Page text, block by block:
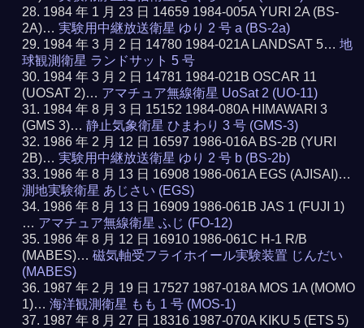
1984 年 1 月 23 日 14659 1984-005A YURI 2A (BS-
2A)…実験用中継放送衛星 ゆり 2 号 a (BS-2a)
1984 年 3 月 2 日 14780 1984-021A LANDSAT 5…地
球観測衛星 ランドサット 5 号
1984 年 3 月 2 日 14781 1984-021B OSCAR 11
(UOSAT 2)… アマチュア無線衛星 UoSat 2 (UO-11)
1984 年 8 月 3 日 15152 1984-080A HIMAWARI 3
(GMS 3)…静止気象衛星 ひまわり 3 号 (GMS-3)
1986 年 2 月 12 日 16597 1986-016A BS-2B (YURI
2B)…実験用中継放送衛星 ゆり 2 号 b (BS-2b)
1986 年 8 月 13 日 16908 1986-061A EGS (AJISAI)…
測地実験衛星 あじさい (EGS)
1986 年 8 月 13 日 16909 1986-061B JAS 1 (FUJI 1)
… アマチュア無線衛星 ふじ (FO-12)
1986 年 8 月 12 日 16910 1986-061C H-1 R/B
(MABES)…磁気軸受フライホイール実験装置 じんだい
(MABES)
1987 年 2 月 19 日 17527 1987-018A MOS 1A (MOMO
1)…海洋観測衛星 もも 1 号 (MOS-1)
1987 年 8 月 27 日 18316 1987-070A KIKU 5 (ETS 5)